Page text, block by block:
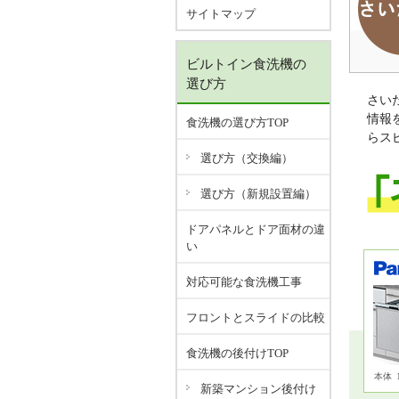
さい
情報
らス
本体
サイトマップ
ビルトイン食洗機の
選び方
食洗機の選び方TOP
選び方（交換編）
選び方（新規設置編）
ドアパネルとドア面材の違
い
対応可能な食洗機工事
フロントとスライドの比較
食洗機の後付けTOP
新築マンション後付け